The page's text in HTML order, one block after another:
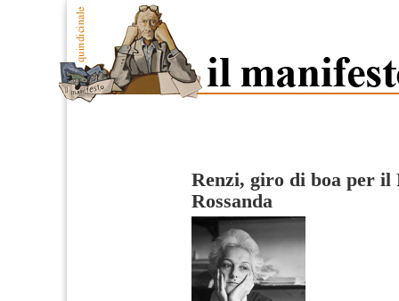
Renzi, giro di boa per il
Rossanda